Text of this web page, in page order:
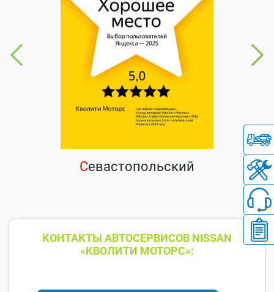
Севастопольский
КОНТАКТЫ АВТОСЕРВИСОВ NISSAN
«КВОЛИТИ МОТОРС»: